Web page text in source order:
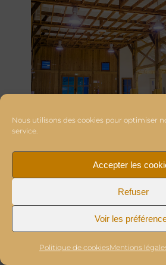
Nous utilisons des cookies pour optimiser
service.
Accepter les
Refuser
Voir les
Politique de cookiesMentions